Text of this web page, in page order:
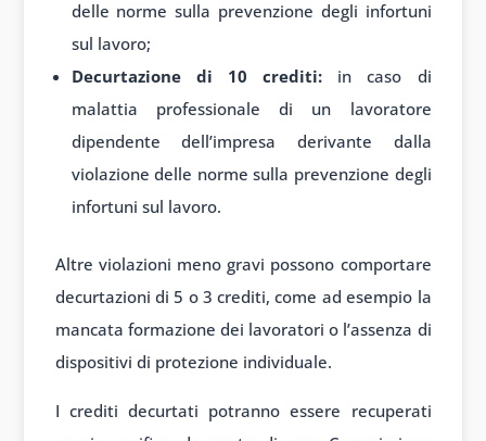
delle norme sulla prevenzione degli infortuni
sul lavoro;
Decurtazione di 10 crediti: in caso di
malattia professionale di un lavoratore
dipendente dell’impresa derivante dalla
violazione delle norme sulla prevenzione degli
infortuni sul lavoro.
Altre violazioni meno gravi possono comportare
decurtazioni di 5 o 3 crediti, come ad esempio la
mancata formazione dei lavoratori o l’assenza di
dispositivi di protezione individuale.
I crediti decurtati potranno essere recuperati